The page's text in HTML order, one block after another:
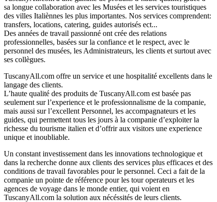
sa longue collaboration avec les Musées et les services touristiques
des villes Italiènnes les plus importantes. Nos services comprendent:
transfers, locations, catering, guides autorisés ect...
Des années de travail passionné ont crée des relations
professionnelles, basées sur la confiance et le respect, avec le
personnel des musées, les Administrateurs, les clients et surtout avec
ses collègues.
TuscanyAll.com offre un service et une hospitalité excellents dans le
langage des clients.
L’haute qualité des produits de TuscanyAll.com est basée pas
seulement sur l’experience et le professionnalisme de la companie,
mais aussi sur l’excellent Personnel, les accompagnateurs et les
guides, qui permettent tous les jours à la companie d’exploiter la
richesse du tourisme italien et d’offrir aux visitors une experience
unique et inoubliable.
Un constant investissement dans les innovations technologique et
dans la recherche donne aux clients des services plus efficaces et des
conditions de travail favorables pour le personnel. Ceci a fait de la
companie un pointe de référence pour les tour operateurs et les
agences de voyage dans le monde entier, qui voient en
TuscanyAll.com la solution aux nécéssités de leurs clients.